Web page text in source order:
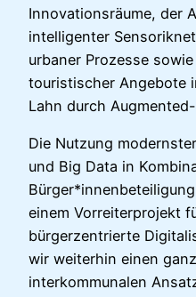
Innovationsräume, der
intelligenter
urbaner Prozesse
touristischer Angebote
Lahn durch
Die Nutzung
und Big Data in
einem Vorreiterprojekt
bürgerzentrierte
wir weiterhin einen
interkommunalen